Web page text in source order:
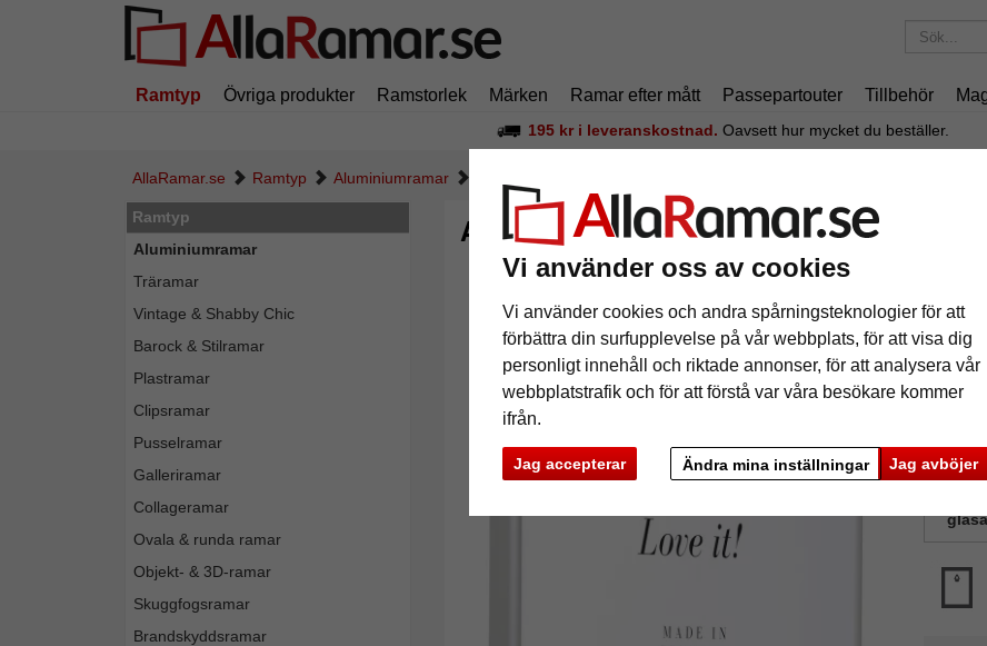
Vi använder oss av cookies
Vi använder cookies och andra spårningsteknologier för att
förbättra din surfupplevelse på vår webbplats, för att visa dig
personligt innehåll och riktade annonser, för att analysera vår
webbplatstrafik och för att förstå var våra besökare kommer
ifrån.
Jag accepterar Jag avböjer
Ändra mina inställningar
Ramtyp Övriga produkter Ramstorlek Märken Ramar efter mått Passepartouter Tillbehör
195 kr i leveranskostnad. Oavsett hur mycket du beställer.
AllaRamar.se Ramtyp Aluminiumramar
Ramtyp
Aluminiumramar
Träramar
Vintage & Shabby Chic
Barock & Stilramar
Plastramar
Clipsramar
Pusselramar
Galleriramar
Collageramar
Ovala & runda ramar
Objekt- & 3D-ramar
Skuggfogsramar
Brandskyddsramar
Aluminiumram Econ rund efter mått
profil -
färg: